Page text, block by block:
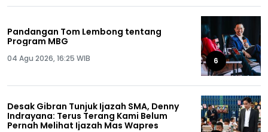
Pandangan Tom Lembong tentang
Program MBG
04 Agu 2026, 16:25 WIB 6
Desak Gibran Tunjuk Ijazah SMA, Denny
Indrayana: Terus Terang Kami Belum
Pernah Melihat Ijazah Mas Wapres